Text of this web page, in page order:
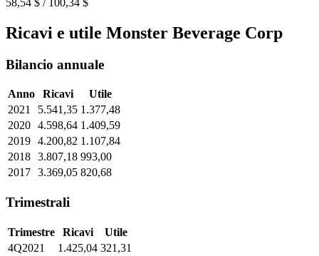
Ricavi e utile Monster Beverage Corp
Bilancio annuale
Anno Ricavi
Utile
2021
5.541,35 1.377,48
2020 4.598,64 1.409,59
2019 4.200,82 1.107,84
2018 3.807,18 993,00
2017 3.369,05 820,68
Trimestrali
Trimestre Ricavi
Utile
4Q2021
1.425,04 321,31